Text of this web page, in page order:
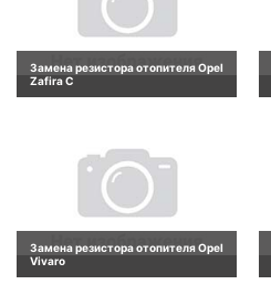
Замена резистора отопителя Opel
Zafira C
Замена резистора отопителя Opel
Vivaro